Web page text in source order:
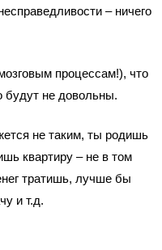
– ничего
процессам!), что
не довольны.
не таким, ты родишь
квартиру – не в том
тратишь, лучше бы
и т.д.